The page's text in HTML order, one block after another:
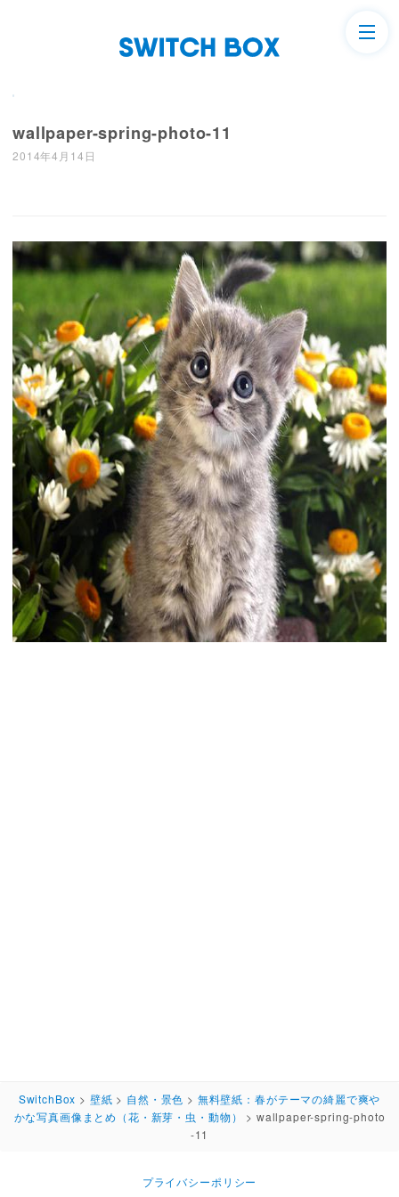
wallpaper-spring-photo-11
2014年4月14日
SwitchBox > 壁紙 > 自然・景色 > 無料壁紙：春がテーマの綺麗で爽や
かな写真画像まとめ（花・新芽・虫・動物）
> wallpaper-spring-photo
-11
プライバシーポリシー